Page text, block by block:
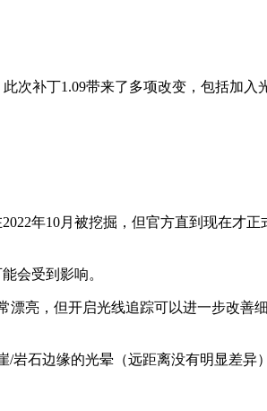
次补丁1.09带来了多项改变，包括加入
年10月被挖掘，但官方直到现在才
能会受到影响。
亮，但开启光线追踪可以进一步改善
石边缘的光晕（远距离没有明显差异